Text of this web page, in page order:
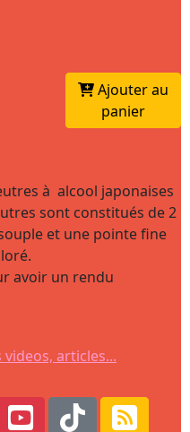
Ajouter au
panier
à alcool japonaises
sont constitués de 2
et une pointe fine
avoir un rendu
articles...